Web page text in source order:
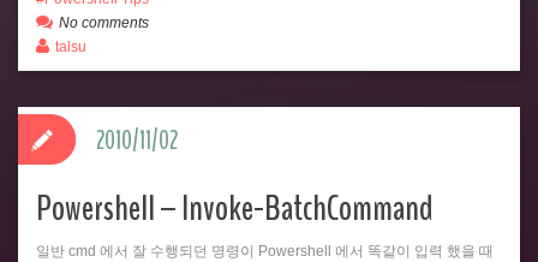
No comments
talsu
Powershell – Invoke-BatchCommand
일반 cmd 에서 잘 수행되던 명령이 Powershell 에서 똑같이 입력 했을 때
2010/11/02